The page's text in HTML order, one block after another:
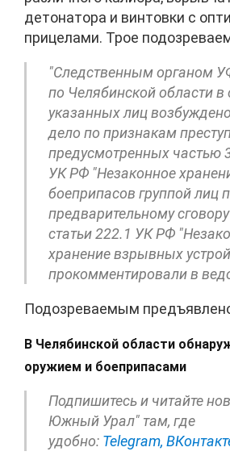
детонатора и винтовки с
прицелами. Трое
"Следственным органом
по Челябинской области
указанных лиц
дело по признакам
предусмотренных частью
УК РФ "Незаконное
боеприпасов группой лиц
предварительному
статьи 222.1 УК РФ
хранение взрывных
прокомментировали в
Подозреваемым
В Челябинской области
оружием и боеприпасами
Подпишитесь и читайте
Южный Урал" там, где
удобно: Telegram,